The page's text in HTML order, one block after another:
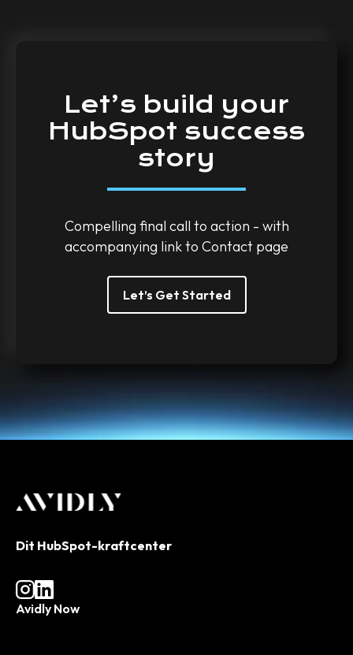
Let’s build your
HubSpot success
story
Compelling final call to action - with
accompanying link to Contact page
Let’s Get Started
Dit HubSpot-kraftcenter
Avidly Now